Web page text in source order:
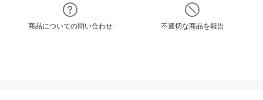
商品についての問い合わせ 不適切な商品を報告